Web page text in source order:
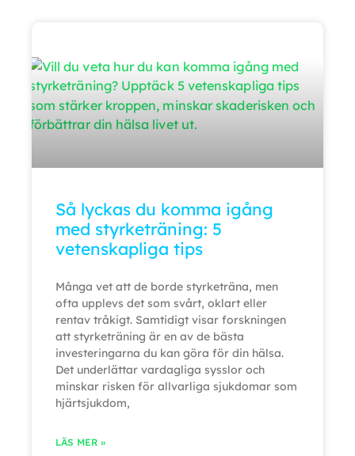
Så lyckas du komma igång
med styrketräning: 5
vetenskapliga tips
Många vet att de borde styrketräna, men
ofta upplevs det som svårt, oklart eller
rentav tråkigt. Samtidigt visar forskningen
att styrketräning är en av de bästa
investeringarna du kan göra för din hälsa.
Det underlättar vardagliga sysslor och
minskar risken för allvarliga sjukdomar som
hjärtsjukdom,
LÄS MER »